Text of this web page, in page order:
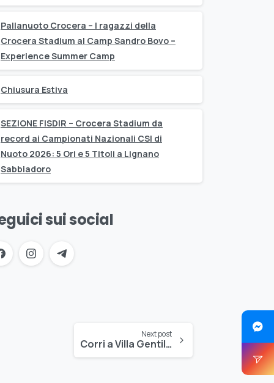
Pallanuoto Crocera – I ragazzi della
Crocera Stadium al Camp Sandro Bovo –
Experience Summer Camp
Chiusura Estiva
SEZIONE FISDIR – Crocera Stadium da
record ai Campionati Nazionali CSI di
Nuoto 2026: 5 Ori e 5 Titoli a Lignano
Sabbiadoro
sui social
Next post
Corri a Villa Gentile con Crocera Stadium